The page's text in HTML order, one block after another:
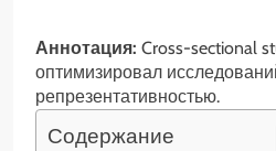
Аннотация: Cross-sectional
оптимизировал
репрезентативностью.
Содержание